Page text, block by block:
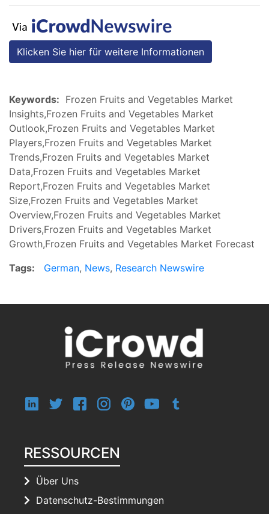
Klicken Sie hier für weitere Informationen
Keywords: Frozen Fruits and Vegetables Market
Insights,Frozen Fruits and Vegetables Market
Outlook,Frozen Fruits and Vegetables Market
Players,Frozen Fruits and Vegetables Market
Trends,Frozen Fruits and Vegetables Market
Data,Frozen Fruits and Vegetables Market
Report,Frozen Fruits and Vegetables Market
Size,Frozen Fruits and Vegetables Market
Overview,Frozen Fruits and Vegetables Market
Drivers,Frozen Fruits and Vegetables Market
Growth,Frozen Fruits and Vegetables Market Forecast
Tags:
German, News, Research Newswire
RESSOURCEN
Über Uns
Datenschutz-Bestimmungen